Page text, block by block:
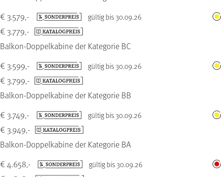
Balkon-Doppelkabine der Kategorie BC
€ 3.579,- gültig bis 30.09.26
€ 3.779,-
Balkon-Doppelkabine der Kategorie BB
€ 3.599,- gültig bis 30.09.26
€ 3.799,-
Balkon-Doppelkabine der Kategorie BA
€ 3.749,- gültig bis 30.09.26
€ 3.949,-
€ 4.658,- gültig bis 30.09.26